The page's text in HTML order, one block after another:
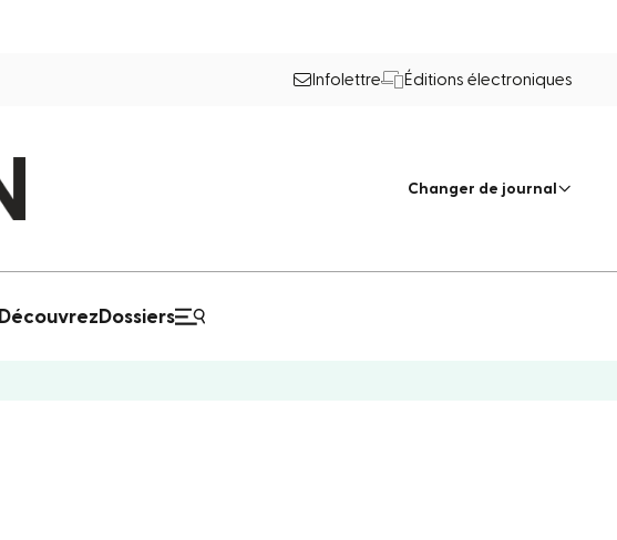
Infolettre Éditions électroniques
Changer de journal
Découvrez Dossiers